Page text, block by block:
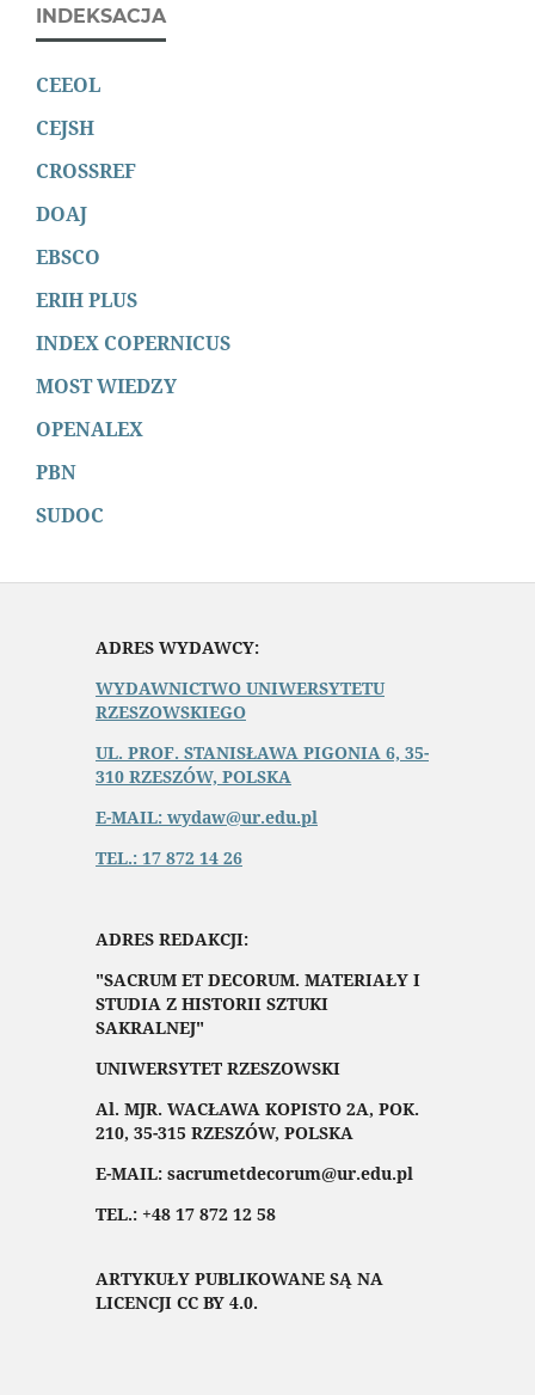
INDEKSACJA
CEEOL
CEJSH
CROSSREF
DOAJ
EBSCO
ERIH PLUS
INDEX COPERNICUS
MOST WIEDZY
OPENALEX
PBN
SUDOC
ADRES WYDAWCY:
WYDAWNICTWO UNIWERSYTETU
RZESZOWSKIEGO
UL. PROF. STANISŁAWA PIGONIA 6, 35-
310 RZESZÓW, POLSKA
E-MAIL: wydaw@ur.edu.pl
TEL.: 17 872 14 26
ADRES REDAKCJI:
"SACRUM ET DECORUM. MATERIAŁY I
STUDIA Z HISTORII SZTUKI
SAKRALNEJ"
UNIWERSYTET RZESZOWSKI
Al. MJR. WACŁAWA KOPISTO 2A, POK.
210, 35-315 RZESZÓW, POLSKA
E-MAIL: sacrumetdecorum@ur.edu.pl
TEL.: +48 17 872 12 58
ARTYKUŁY PUBLIKOWANE SĄ NA
LICENCJI CC BY 4.0.